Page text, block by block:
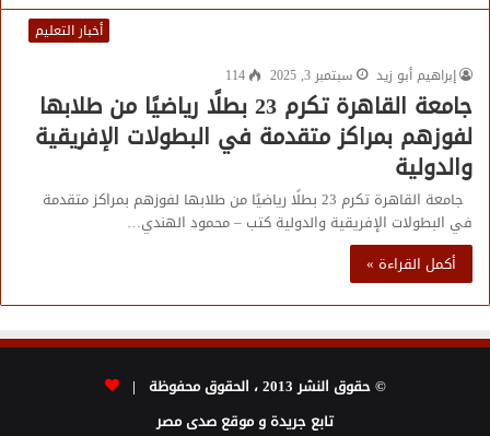
أخبار التعليم
إبراهيم أبو زيد
سبتمبر 3, 2025 114
جامعة القاهرة تكرم 23 بطلًا رياضيًا من طلابها
لفوزهم بمراكز متقدمة في البطولات الإفريقية
والدولية
جامعة القاهرة تكرم 23 بطلًا رياضيًا من طلابها لفوزهم بمراكز متقدمة
في البطولات الإفريقية والدولية كتب – محمود الهندي…
أكمل القراءة »
© حقوق النشر 2013 ، الحقوق محفوظة |
تابع جريدة و موقع صدى مصر